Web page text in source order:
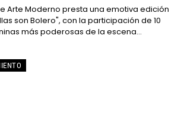
Arte Moderno presta una emotiva edición
son Bolero", con la participación de 10
más poderosas de la escena...